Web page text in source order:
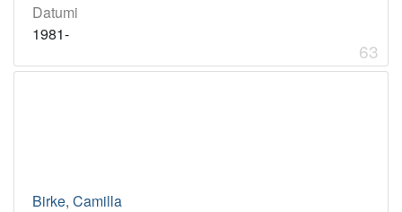
Datumi
1981-
63
Birke, Camilla